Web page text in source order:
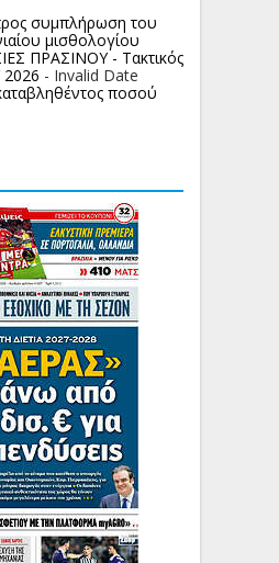
συμπλήρωση του
μισθολογίου
ΠΡΑΣΙΝΟΥ - Τακτικός
- Invalid Date
ποσoύ